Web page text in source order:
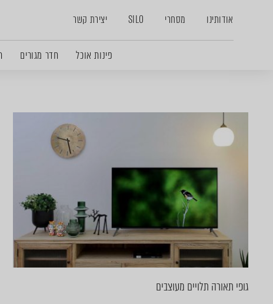
אודותינו מסחרי SILO יצירת קשר
פינות אוכל חדר מגורים
גופי תאורה תלויים מעוצבים